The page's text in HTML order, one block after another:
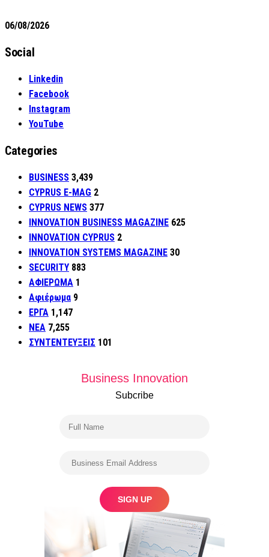
06/08/2026
Social
Linkedin
Facebook
Instagram
YouTube
Categories
BUSINESS 3,439
CYPRUS E-MAG 2
CYPRUS NEWS 377
INNOVATION BUSINESS MAGAZINE 625
INNOVATION CYPRUS 2
INNOVATION SYSTEMS MAGAZINE 30
SECURITY 883
ΑΦΙΕΡΩΜΑ 1
Αφιέρωμα 9
ΕΡΓΑ 1,147
ΝΕΑ 7,255
ΣΥΝΤΕΝΤΕΥΞΕΙΣ 101
Business Innovation
Subcribe